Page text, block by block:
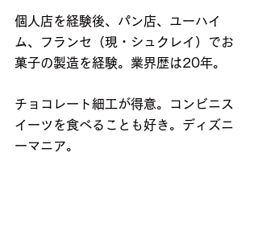
個人店を経験後、パン店、ユーハイ
ム、フランセ（現・シュクレイ）でお
菓子の製造を経験。業界歴は20年。
チョコレート細工が得意。コンビニス
イーツを食べることも好き。ディズニ
ーマニア。